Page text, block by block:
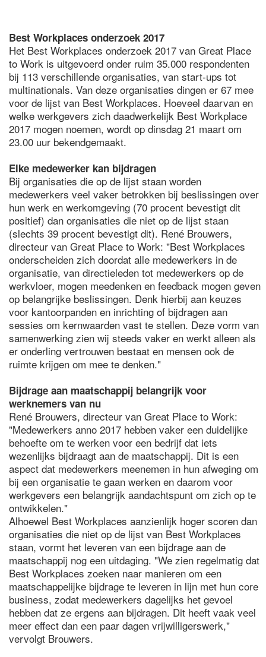
Best Workplaces onderzoek 2017
Het Best Workplaces onderzoek 2017 van Great Place
to Work is uitgevoerd onder ruim 35.000 respondenten
bij 113 verschillende organisaties, van start-ups tot
multinationals. Van deze organisaties dingen er 67 mee
voor de lijst van Best Workplaces. Hoeveel daarvan en
welke werkgevers zich daadwerkelijk Best Workplace
2017 mogen noemen, wordt op dinsdag 21 maart om
23.00 uur bekendgemaakt.
Elke medewerker kan bijdragen
Bij organisaties die op de lijst staan worden
medewerkers veel vaker betrokken bij beslissingen over
hun werk en werkomgeving (70 procent bevestigt dit
positief) dan organisaties die niet op de lijst staan
(slechts 39 procent bevestigt dit). René Brouwers,
directeur van Great Place to Work: "Best Workplaces
onderscheiden zich doordat alle medewerkers in de
organisatie, van directieleden tot medewerkers op de
werkvloer, mogen meedenken en feedback mogen geven
op belangrijke beslissingen. Denk hierbij aan keuzes
voor kantoorpanden en inrichting of bijdragen aan
sessies om kernwaarden vast te stellen. Deze vorm van
samenwerking zien wij steeds vaker en werkt alleen als
er onderling vertrouwen bestaat en mensen ook de
ruimte krijgen om mee te denken."
Bijdrage aan maatschappij belangrijk voor
werknemers van nu
René Brouwers, directeur van Great Place to Work:
"Medewerkers anno 2017 hebben vaker een duidelijke
behoefte om te werken voor een bedrijf dat iets
wezenlijks bijdraagt aan de maatschappij. Dit is een
aspect dat medewerkers meenemen in hun afweging om
bij een organisatie te gaan werken en daarom voor
werkgevers een belangrijk aandachtspunt om zich op te
ontwikkelen."
Alhoewel Best Workplaces aanzienlijk hoger scoren dan
organisaties die niet op de lijst van Best Workplaces
staan, vormt het leveren van een bijdrage aan de
maatschappij nog een uitdaging. "We zien regelmatig dat
Best Workplaces zoeken naar manieren om een
maatschappelijke bijdrage te leveren in lijn met hun core
business, zodat medewerkers dagelijks het gevoel
hebben dat ze ergens aan bijdragen. Dit heeft vaak veel
meer effect dan een paar dagen vrijwilligerswerk,"
vervolgt Brouwers.